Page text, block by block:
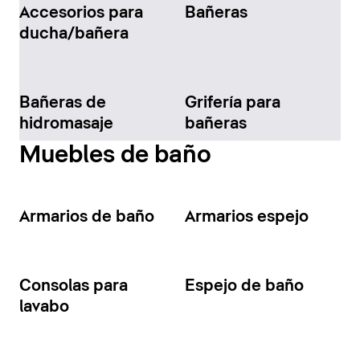
Accesorios para
ducha/bañera
Bañeras
Bañeras de
hidromasaje
Grifería para
bañeras
Muebles de baño
Armarios de baño Armarios espejo
Consolas para
lavabo
Espejo de baño